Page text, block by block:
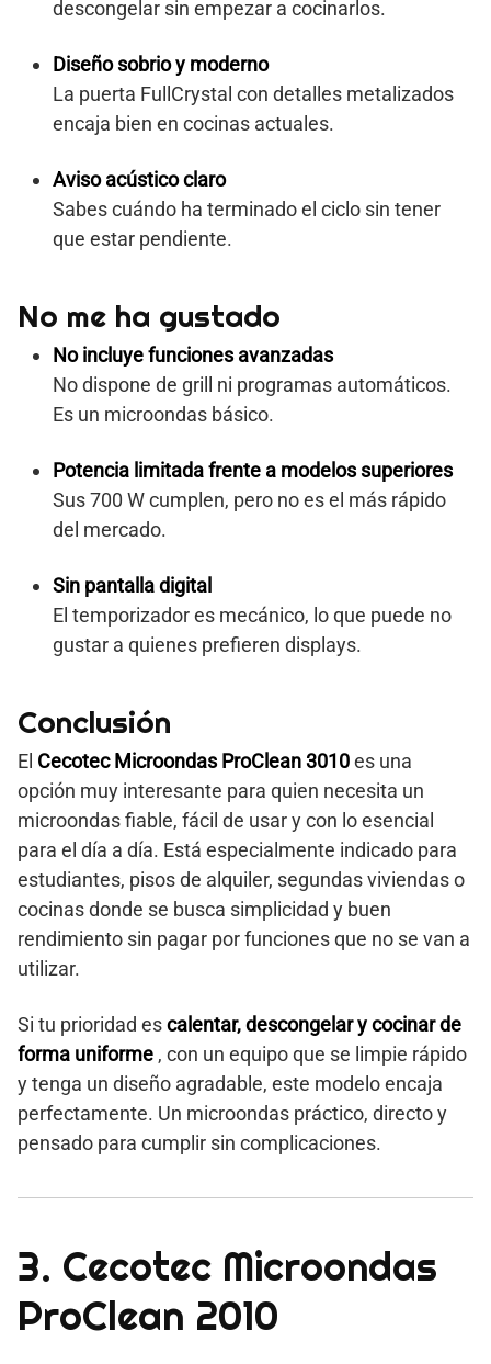
descongelar sin empezar a cocinarlos.
Diseño sobrio y moderno
La puerta FullCrystal con detalles metalizados
encaja bien en cocinas actuales.
Aviso acústico claro
Sabes cuándo ha terminado el ciclo sin tener
que estar pendiente.
No me ha gustado
No incluye funciones avanzadas
No dispone de grill ni programas automáticos.
Es un microondas básico.
Potencia limitada frente a modelos superiores
Sus 700 W cumplen, pero no es el más rápido
del mercado.
Sin pantalla digital
El temporizador es mecánico, lo que puede no
gustar a quienes prefieren displays.
Conclusión
El Cecotec Microondas ProClean 3010es una
opción muy interesante para quien necesita un
microondas fiable, fácil de usar y con lo esencial
para el día a día. Está especialmente indicado para
estudiantes, pisos de alquiler, segundas viviendas o
cocinas donde se busca simplicidad y buen
rendimiento sin pagar por funciones que no se van a
utilizar.
Si tu prioridad escalentar, descongelar y cocinar de
forma uniforme , con un equipo que se limpie rápido
y tenga un diseño agradable, este modelo encaja
perfectamente. Un microondas práctico, directo y
pensado para cumplir sin complicaciones.
3. Cecotec Microondas
ProClean 2010